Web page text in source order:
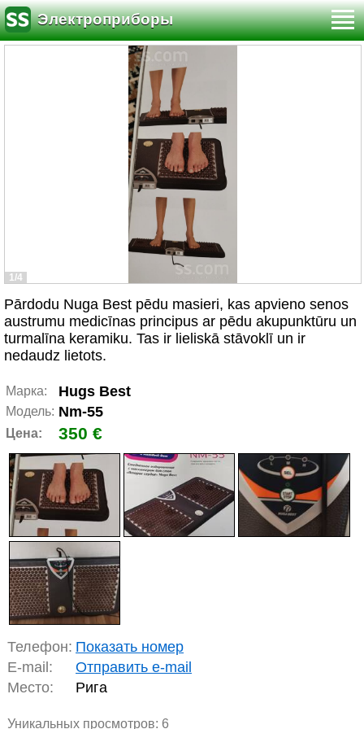
Электроприборы
1/4
Pārdodu Nuga Best pēdu masieri, kas apvieno senos
austrumu medicīnas principus ar pēdu akupunktūru un
turmalīna keramiku. Tas ir lieliskā stāvoklī un ir
nedaudz lietots.
Марка: Hugs Best
Модель: Nm-55
Цена: 350 €
Телефон: Показать номер
E-mail:
Отправить e-mail
Место:
Рига
Уникальных просмотров: 6